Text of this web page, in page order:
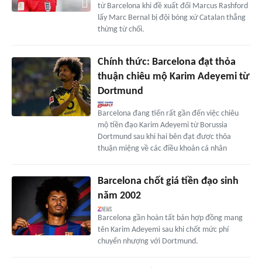
từ Barcelona khi đề xuất đổi Marcus Rashford
lấy Marc Bernal bị đội bóng xứ Catalan thẳng
thừng từ chối.
Chính thức: Barcelona đạt thỏa
thuận chiêu mộ Karim Adeyemi từ
Dortmund
Barcelona đang tiến rất gần đến việc chiêu
mộ tiền đạo Karim Adeyemi từ Borussia
Dortmund sau khi hai bên đạt được thỏa
thuận miệng về các điều khoản cá nhân
Barcelona chốt giá tiền đạo sinh
năm 2002
Barcelona gần hoàn tất bản hợp đồng mang
tên Karim Adeyemi sau khi chốt mức phí
chuyển nhượng với Dortmund.